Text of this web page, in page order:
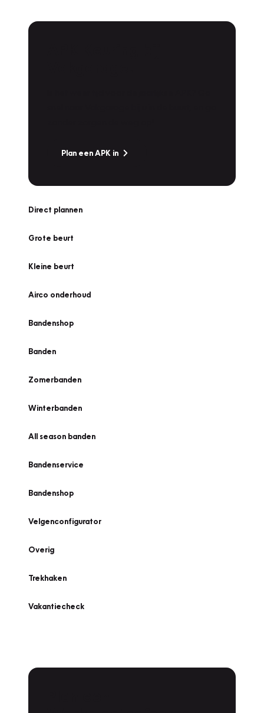
Plan een APK in
Direct plannen
Grote beurt
Kleine beurt
Airco onderhoud
Bandenshop
Banden
Zomerbanden
Winterbanden
All season banden
Bandenservice
Bandenshop
Velgenconfigurator
Overig
Trekhaken
Vakantiecheck